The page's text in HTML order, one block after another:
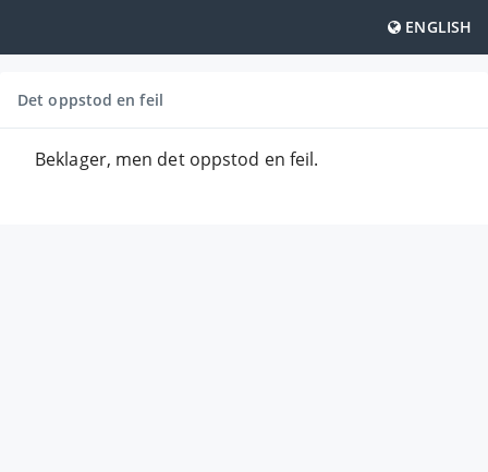
ENGLISH
Det oppstod en feil
Beklager, men det oppstod en feil.